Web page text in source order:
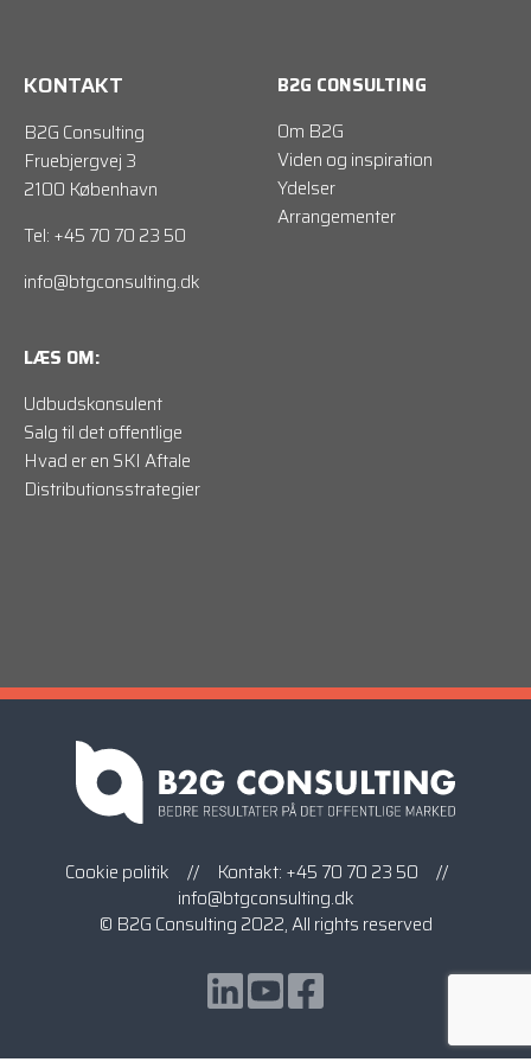
KONTAKT
B2G Consulting
Fruebjergvej 3
2100 København
Tel: +45 70 70 23 50
info@btgconsulting.dk
B2G CONSULTING
Om B2G
Viden og inspiration
Ydelser
Arrangementer
LÆS OM:
Udbudskonsulent
Salg til det offentlige
Hvad er en SKI Aftale
Distributionsstrategier
Cookie politik // Kontakt: +45 70 70 23 50 //
info@btgconsulting.dk
© B2G Consulting 2022, All rights reserved